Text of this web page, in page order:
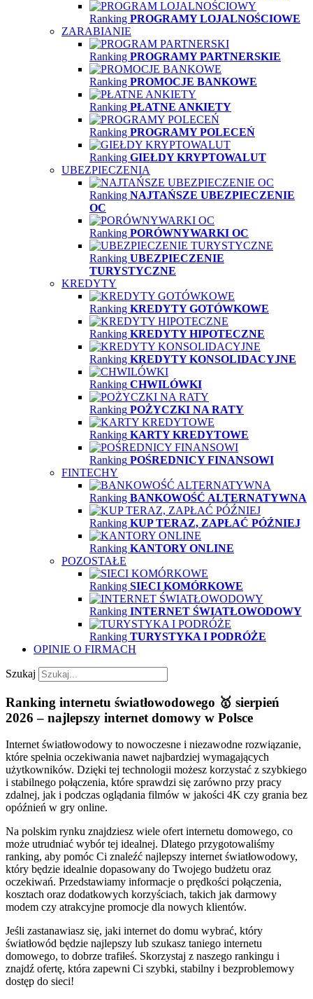
Ranking PROGRAMY LOJALNOŚCIOWE
ZARABIANIE
Ranking PROGRAMY PARTNERSKIE
Ranking PROMOCJE BANKOWE
Ranking PŁATNE ANKIETY
Ranking PROGRAMY POLECEŃ
Ranking GIEŁDY KRYPTOWALUT
UBEZPIECZENIA
Ranking NAJTAŃSZE UBEZPIECZENIE
OC
Ranking PORÓWNYWARKI OC
Ranking UBEZPIECZENIE
TURYSTYCZNE
KREDYTY
Ranking KREDYTY GOTÓWKOWE
Ranking KREDYTY HIPOTECZNE
Ranking KREDYTY KONSOLIDACYJNE
Ranking CHWILÓWKI
Ranking POŻYCZKI NA RATY
Ranking KARTY KREDYTOWE
Ranking POŚREDNICY FINANSOWI
FINTECHY
Ranking BANKOWOŚĆ ALTERNATYWNA
Ranking KUP TERAZ, ZAPŁAĆ PÓŹNIEJ
Ranking KANTORY ONLINE
POZOSTAŁE
Ranking SIECI KOMÓRKOWE
Ranking INTERNET ŚWIATŁOWODOWY
Ranking TURYSTYKA I PODRÓŻE
OPINIE O FIRMACH
Szukaj
Ranking internetu światłowodowego 🥇 sierpień
2026 – najlepszy internet domowy w Polsce
Internet światłowodowy to nowoczesne i niezawodne rozwiązanie,
które spełnia oczekiwania nawet najbardziej wymagających
użytkowników. Dzięki tej technologii możesz korzystać z szybkiego
i stabilnego połączenia, które sprawdzi się zarówno przy pracy
zdalnej, jak i podczas oglądania filmów w jakości 4K czy grania bez
opóźnień w gry online.
Na polskim rynku znajdziesz wiele ofert internetu domowego, co
może utrudniać wybór tej idealnej. Dlatego przygotowaliśmy
ranking, aby pomóc Ci znaleźć najlepszy internet światłowodowy,
który będzie idealnie dopasowany do Twojego budżetu oraz
oczekiwań. Przedstawiamy informacje o prędkości połączenia,
kosztach oraz dodatkowych korzyściach, takich jak darmowy
modem czy atrakcyjne promocje dla nowych klientów.
Jeśli zastanawiasz się, jaki internet do domu wybrać, który
światłowód będzie najlepszy lub szukasz taniego internetu
domowego, to dobrze trafiłeś. Skorzystaj z naszego rankingu i
znajdź ofertę, która zapewni Ci szybki, stabilny i bezproblemowy
dostęp do sieci!